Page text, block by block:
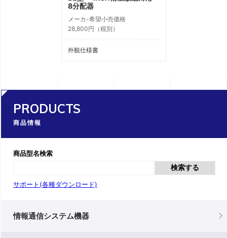
PRODUCTS
商品情報
商品型名検索
検索する
サポート(各種ダウンロード)
情報通信システム機器
8分配器
メーカ-希望小売価格
28,800円（税別）
外観仕様書